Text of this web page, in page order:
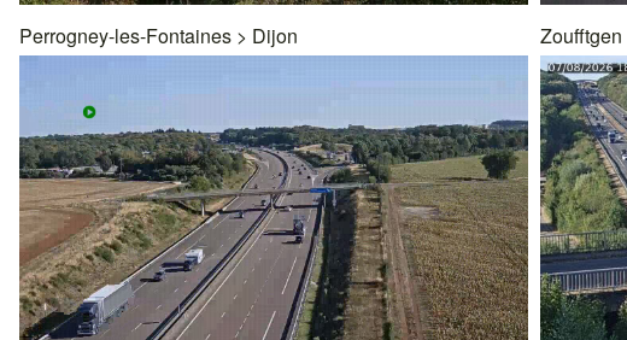
Perrogney-les-Fontaines > Dijon Zoufftgen